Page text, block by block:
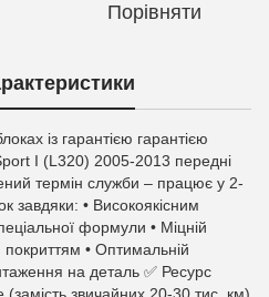
Порівняти
із гарантією гарантією
I (L320) 2005-2013 передні
термін служби – працює у 2-
завдяки: • Високоякісним
формули • Міцній
покриттям • Оптимальній
на деталь ✅ Ресурс